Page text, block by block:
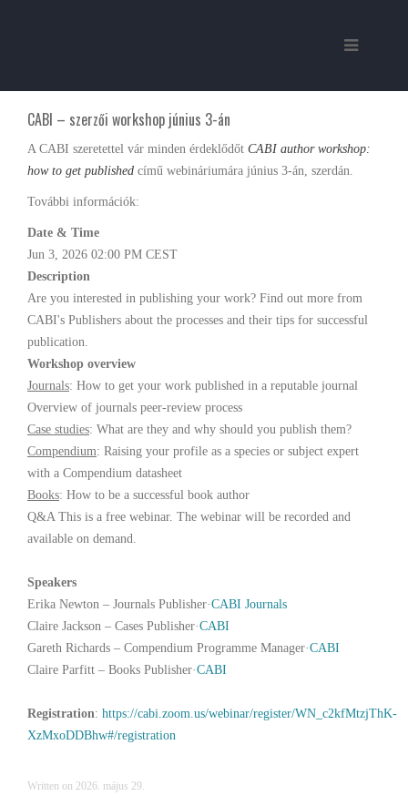
CABI – szerzői workshop június 3-án
A CABI szeretettel vár minden érdeklődőt CABI author workshop:
how to get published című webináriumára június 3-án, szerdán.
További információk:
Date & Time
Jun 3, 2026 02:00 PM CEST
Description
Are you interested in publishing your work? Find out more from
CABI's Publishers about the processes and their tips for successful
publication.
Workshop overview
Journals: How to get your work published in a reputable journal
Overview of journals peer-review process
Case studies: What are they and why should you publish them?
Compendium: Raising your profile as a species or subject expert
with a Compendium datasheet
Books: How to be a successful book author
Q&A This is a free webinar. The webinar will be recorded and
available on demand.
Speakers
Erika Newton – Journals Publisher·CABI Journals
Claire Jackson – Cases Publisher·CABI
Gareth Richards – Compendium Programme Manager·CABI
Claire Parfitt – Books Publisher·CABI
Registration: https://cabi.zoom.us/webinar/register/WN_c2kfMtzjThK-
XzMxoDDBhw#/registration
Written on 2026. május 29.